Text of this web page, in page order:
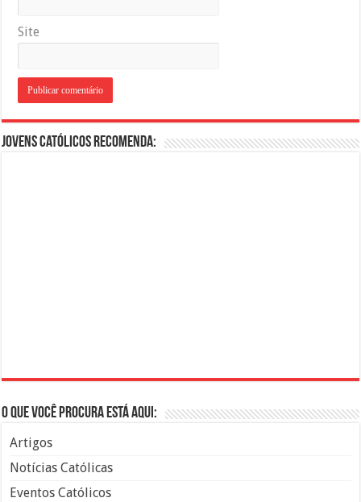
Site
Jovens Católicos Recomenda:
O que você procura está aqui:
Artigos
Notícias Católicas
Eventos Católicos